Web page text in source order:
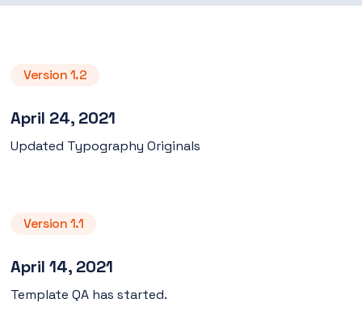
Version 1.2
April 24, 2021
Updated Typography Originals
Version 1.1
April 14, 2021
Template QA has started.